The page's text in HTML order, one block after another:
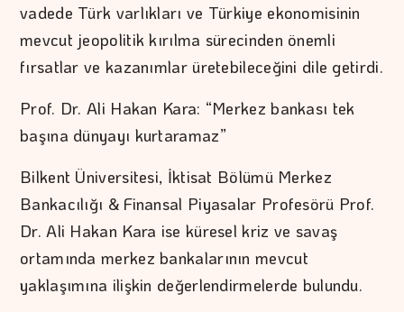
vadede Türk varlıkları ve Türkiye ekonomisinin
mevcut jeopolitik kırılma sürecinden önemli
fırsatlar ve kazanımlar üretebileceğini dile getirdi.
Prof. Dr. Ali Hakan Kara: “Merkez bankası tek
başına dünyayı kurtaramaz”
Bilkent Üniversitesi, İktisat Bölümü Merkez
Bankacılığı & Finansal Piyasalar Profesörü Prof.
Dr. Ali Hakan Kara ise küresel kriz ve savaş
ortamında merkez bankalarının mevcut
yaklaşımına ilişkin değerlendirmelerde bulundu.